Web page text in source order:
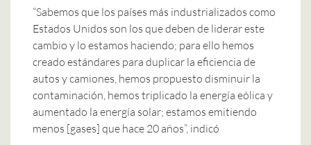
“Sabemos que los países más industrializados como
Estados Unidos son los que deben de liderar este
cambio y lo estamos haciendo; para ello hemos
creado estándares para duplicar la eficiencia de
autos y camiones, hemos propuesto disminuir la
contaminación, hemos triplicado la energía eólica y
aumentado la energía solar; estamos emitiendo
menos [gases] que hace 20 años”, indicó